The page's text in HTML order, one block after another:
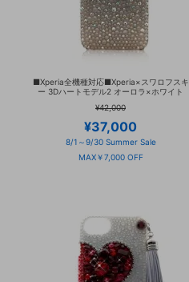
■Xperia全機種対応■Xperia×スワロフスキ
ー 3Dハートモデル2 オーロラ×ホワイト
¥42,000
¥37,000
8/1～9/30 Summer Sale
MAX￥7,000 OFF